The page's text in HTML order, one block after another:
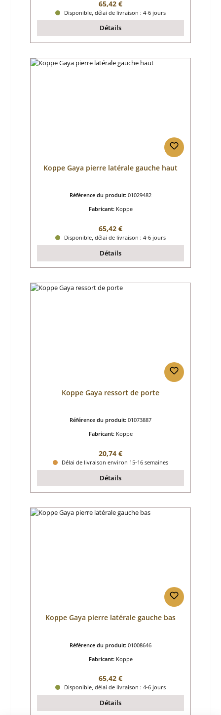
Prix régulier :
65,42 €
Disponible, délai de livraison : 4-6 jours
Détails
Koppe Gaya pierre latérale gauche haut
Référence du produit: 01029482
Fabricant: Koppe
Prix régulier :
65,42 €
Disponible, délai de livraison : 4-6 jours
Détails
Koppe Gaya ressort de porte
Référence du produit: 01073887
Fabricant: Koppe
Prix régulier :
20,74 €
Délai de livraison environ 15-16 semaines
Détails
Koppe Gaya pierre latérale gauche bas
Référence du produit: 01008646
Fabricant: Koppe
Prix régulier :
65,42 €
Disponible, délai de livraison : 4-6 jours
Détails